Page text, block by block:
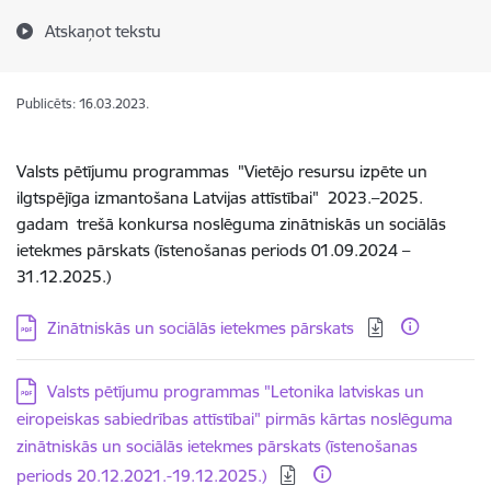
Atskaņot tekstu
Publicēts: 16.03.2023.
Valsts pētījumu programmas "Vietējo resursu izpēte un
ilgtspējīga izmantošana Latvijas attīstībai" 2023.–2025.
gadam trešā konkursa noslēguma zinātniskās un sociālās
ietekmes pārskats (īstenošanas periods 01.09.2024 –
31.12.2025.)
Lejupielādēt:
Zinātniskās un sociālās ietekmes pārskats
Lejupielādēt:
Valsts pētījumu programmas "Letonika latviskas un
eiropeiskas sabiedrības attīstībai" pirmās kārtas noslēguma
zinātniskās un sociālās ietekmes pārskats (īstenošanas
periods 20.12.2021.-19.12.2025.)